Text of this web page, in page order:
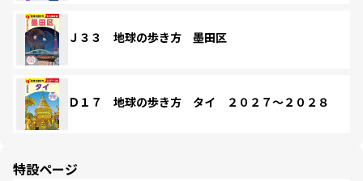
Ｊ３３ 地球の歩き方 墨田区
Ｄ１７ 地球の歩き方 タイ ２０２７～２０２８
特設ページ